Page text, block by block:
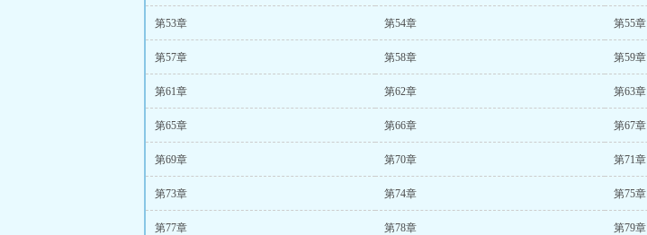
第53章 第54章 第55章
第57章 第58章 第59章
第61章 第62章 第63章
第65章 第66章 第67章
第69章 第70章 第71章
第73章 第74章 第75章
第77章 第78章 第79章